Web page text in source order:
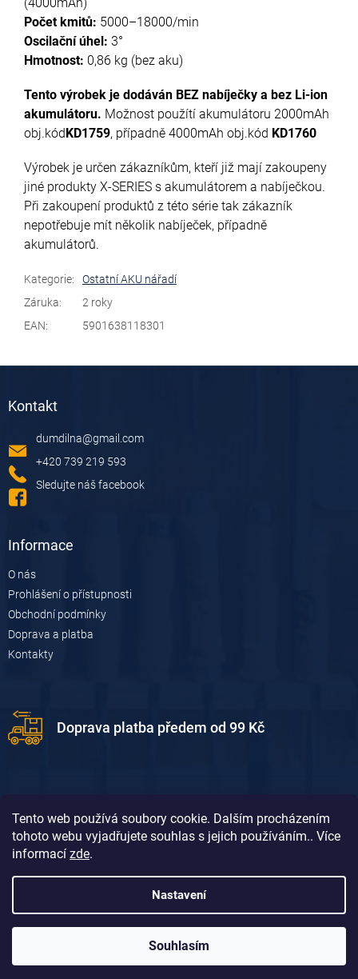
Tento web používá soubory cookie. Dalším procházením
tohoto webu vyjadřujete souhlas s jejich používáním.. Více
informací zde.
Nastavení
Souhlasím
(4000mAh)
Počet kmitů: 5000–18000/min
Oscilační úhel: 3°
Hmotnost: 0,86 kg (bez aku)
Tento výrobek je dodáván BEZ nabíječky a bez Li-ion
akumulátoru. Možnost použítí akumulátoru 2000mAh
obj.kód KD1759, případně 4000mAh obj.kód KD1760
Výrobek je určen zákazníkům, kteří již mají zakoupeny
jiné produkty X-SERIES s akumulátorem a nabíječkou.
Při zakoupení produktů z této série tak zákazník
nepotřebuje mít několik nabíječek, případně
akumulátorů.
Kategorie:
Ostatní AKU nářadí
Záruka:
2 roky
EAN: 5901638118301
Kontakt
dumdilna@gmail.com
+420 739 219 593
Sledujte náš facebook
Informace
O nás
Prohlášení o přístupnosti
Obchodní podmínky
Doprava a platba
Kontakty
Doprava platba předem od 99 Kč
Doprava platba dobírkou od 119 Kč